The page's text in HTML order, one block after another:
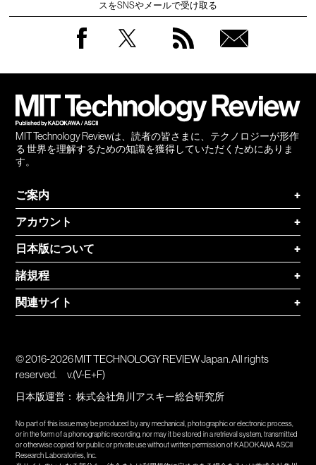
スをSNSやメールで受け取る
MIT Technology Reviewは、読者の皆さまに、テクノロジーが形作
る 世界を理解するための知識を獲得していただくためにありま
す。
ご案内
+
アカウント
+
日本版について
+
諸規程
+
関連サイト
+
© 2016-2026 MIT TECHNOLOGY REVIEW Japan. All rights
reserved.
v.(V-E+F)
日本版運営：株式会社角川アスキー総合研究所
No part of this issue may be produced by any mechanical, photographic or electronic process,
or in the form of a phonographic recording, nor may it be stored in a retrieval system, transmitted
or otherwise copied for public or private use without written permission of KADOKAWA ASCII
Research Laboratories, Inc.